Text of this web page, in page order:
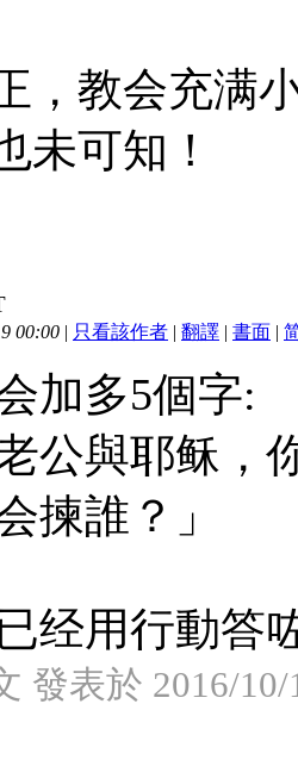
，教会充满
未可知！
00:00 | 只看該作者 | 翻譯 | 書面 |
加多5個字:
老公與耶稣，
揀誰？」
经用行動答
發表於 2016/10/